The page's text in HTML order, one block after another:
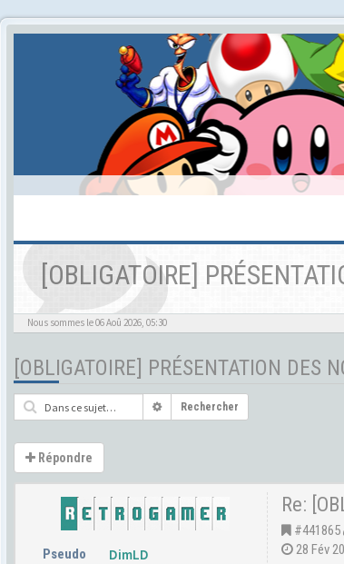
[OBLIGATOIRE]
Nous sommes le 06 Aoû 2026, 05:30
[OBLIGATOIRE] PRÉSENTATION DES
Rechercher
Répondre
Pseudo DimLD
Re:
#441865
28 Fév